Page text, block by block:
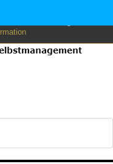
to: analyze,
continue browsing, we